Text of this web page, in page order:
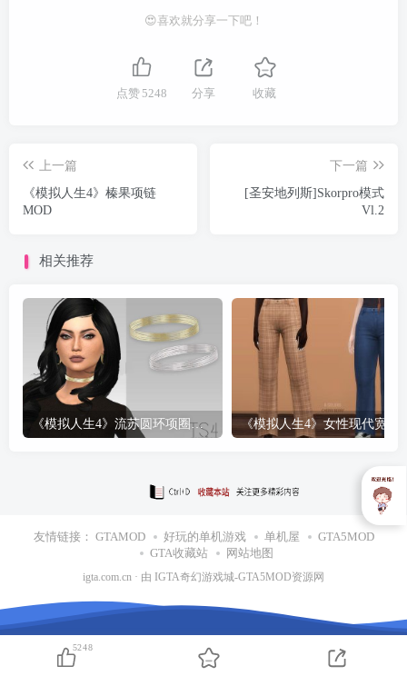
😍喜欢就分享一下吧！
点赞 5248 分享 收藏
上一篇
《模拟人生4》榛果项链
MOD
下一篇
[圣安地列斯]Skorpro模式
Vl.2
相关推荐
《模拟人生4》流苏圆环项圈MOD
友情链接： GTAMOD 好玩的单机游戏 单机屋
GTA5MOD
GTA收藏站
网站地图
igta.com.cn · 由 IGTA奇幻游戏城-GTA5MOD资源网
5248